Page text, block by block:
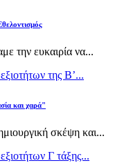
την ευκαιρία να...
της Β’...
και χαρά"
σκέψη και...
Γ τάξης...